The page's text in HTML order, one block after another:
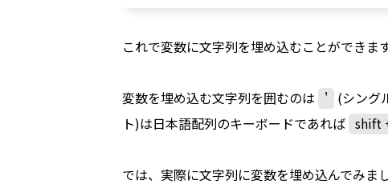
これで変数に文字列を埋め込むことができます
変数を埋め込む文字列を囲むのは ' (シング
ト)は日本語配列のキーボードであれば shift
では、実際に文字列に変数を埋め込んでみま